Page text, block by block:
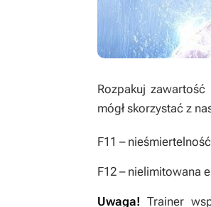
Rozpakuj
mógł skorzystać z
F11 – nieśmiertelność
F12 – nielimitowana
Uwaga! Trainer